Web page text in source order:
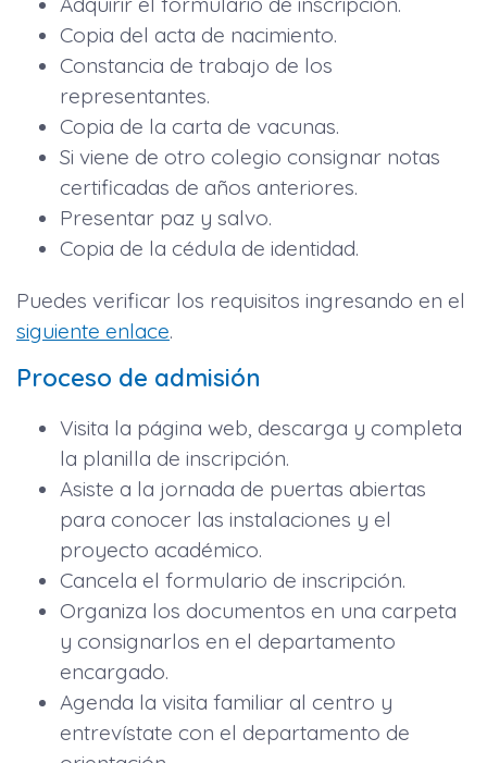
Copia del acta de nacimiento.
Constancia de trabajo de los
representantes.
Copia de la carta de vacunas.
Si viene de otro colegio consignar notas
certificadas de años anteriores.
Presentar paz y salvo.
Copia de la cédula de identidad.
Puedes verificar los requisitos ingresando en el
siguiente enlace.
Proceso de admisión
Visita la página web, descarga y completa
la planilla de inscripción.
Asiste a la jornada de puertas abiertas
para conocer las instalaciones y el
proyecto académico.
Cancela el formulario de inscripción.
Organiza los documentos en una carpeta
y consignarlos en el departamento
encargado.
Agenda la visita familiar al centro y
entrevístate con el departamento de